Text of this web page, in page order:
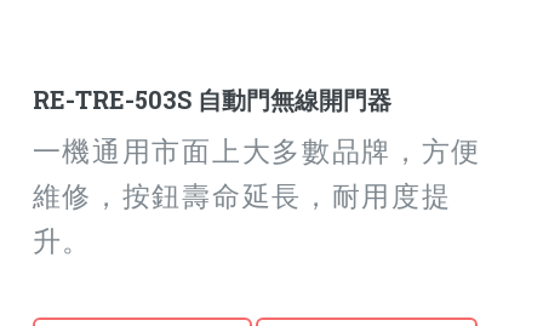
RE-TRE-503S 自動門無線開門器
一機通用市面上大多數品牌，方便
維修，按鈕壽命延長，耐用度提
升。